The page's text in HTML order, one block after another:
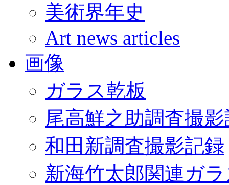
美術界年史
Art news articles
画像
ガラス乾板
尾高鮮之助調査撮
和田新調査撮影記録
新海竹太郎関連ガ